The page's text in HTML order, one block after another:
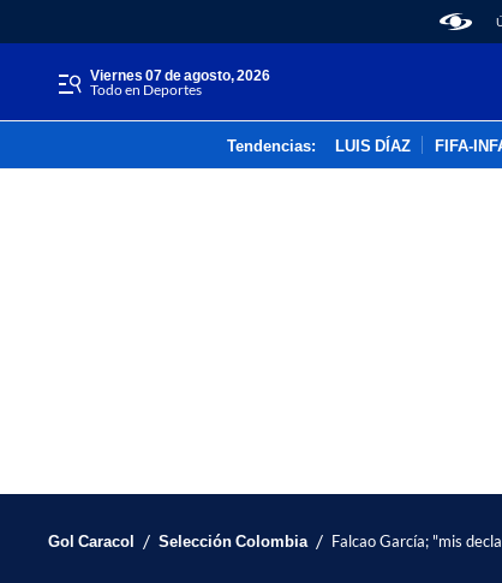
viernes 07 de agosto, 2026
Todo en Deportes
Tendencias: LUIS DÍAZ FIFA-
Gol Caracol / Selección Colombia / Falcao García; "mis